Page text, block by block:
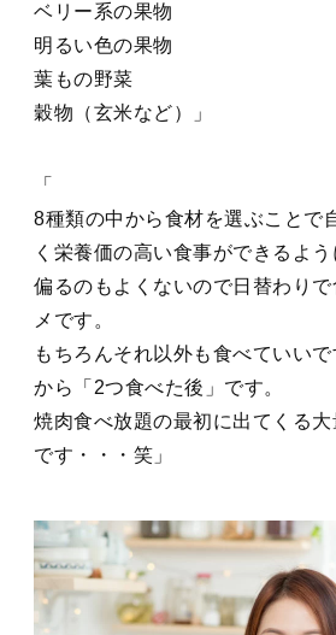
ベリー系の果物
明るい色の果物
葉もの野菜
穀物（玄米など）
8種類の中から食材を選ぶことで
く栄養価の高い食事ができるよう
偏るのもよくないので日替わり
メです。
もちろんそれ以外も食べていい
から
「2つ食べた後」 です。
焼肉食べ放題の最初に出てくる大
です・・・笑